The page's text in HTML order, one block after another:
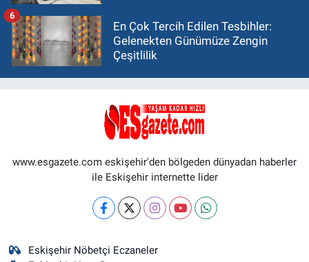
En Çok Tercih Edilen Tesbihler:
Gelenekten Günümüze Zengin
Çeşitlilik
6
www.esgazete.com eskişehir'den bölgeden dünyadan haberler
ile Eskişehir internette lider
Eskişehir Nöbetçi Eczaneler